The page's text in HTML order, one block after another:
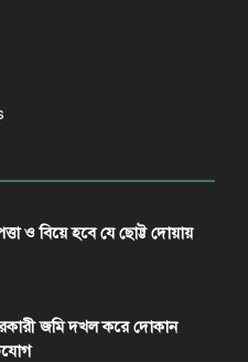
ও বিয়ে হবে যে ছোট্ট দোয়ায়
জমি দখল করে দোকান